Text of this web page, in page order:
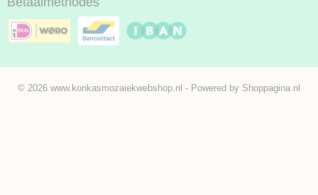
© 2026 www.konkasmozaiekwebshop.nl - Powered by Shoppagina.nl